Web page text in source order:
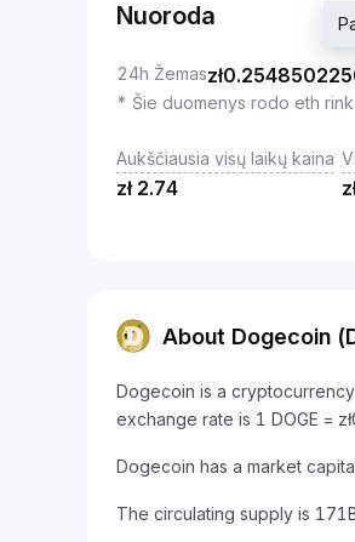
Nuoroda
24h Žemaszł
* Šie duomenys rodo eth
Aukščiausia visų laikų kaina
zł 2.74
About Dogecoin
Dogecoin is a
exchange rate is 1 DOGE =
Dogecoin has a market
The circulating supply is